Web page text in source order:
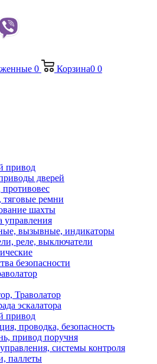
0 Корзина0 0
привод
дверей
ремни
шахты
управления
вызывные, индикаторы
реле, выключатели
безопасности
Траволатор
эскалатора
привод
проводка, безопасность
привод поручня
системы контроля
паллеты